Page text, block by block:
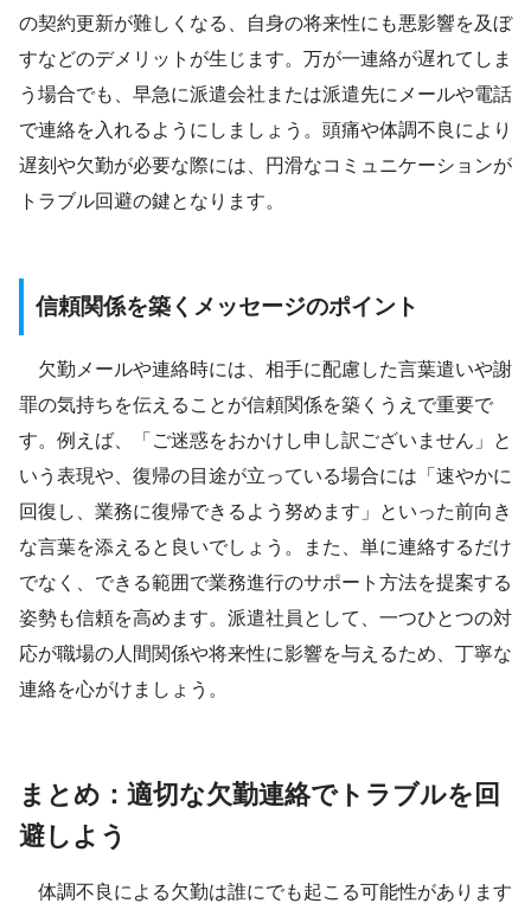
の契約更新が難しくなる、自身の将来性にも悪影響を及ぼ
すなどのデメリットが生じます。万が一連絡が遅れてしま
う場合でも、早急に派遣会社または派遣先にメールや電話
で連絡を入れるようにしましょう。頭痛や体調不良により
遅刻や欠勤が必要な際には、円滑なコミュニケーションが
トラブル回避の鍵となります。
信頼関係を築くメッセージのポイント
欠勤メールや連絡時には、相手に配慮した言葉遣いや謝
罪の気持ちを伝えることが信頼関係を築くうえで重要で
す。例えば、「ご迷惑をおかけし申し訳ございません」と
いう表現や、復帰の目途が立っている場合には「速やかに
回復し、業務に復帰できるよう努めます」といった前向き
な言葉を添えると良いでしょう。また、単に連絡するだけ
でなく、できる範囲で業務進行のサポート方法を提案する
姿勢も信頼を高めます。派遣社員として、一つひとつの対
応が職場の人間関係や将来性に影響を与えるため、丁寧な
連絡を心がけましょう。
まとめ：適切な欠勤連絡でトラブルを回
避しよう
体調不良による欠勤は誰にでも起こる可能性があります